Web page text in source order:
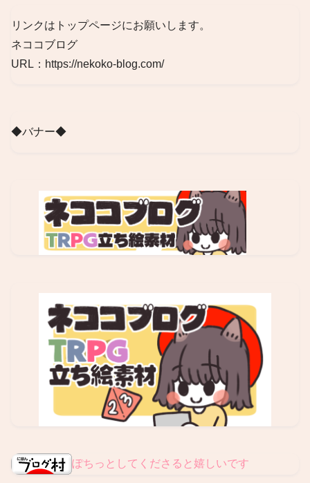
リンクはトップページにお願いします。
ネココブログ
URL：https://nekoko-blog.com/
◆バナー◆
ぽちっとしてくださると嬉しいです